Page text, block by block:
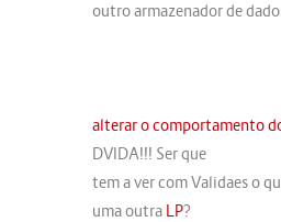
outro armazenador de
alterar o comportamento
DVIDA!!! Ser que
tem a ver com Validaes o
uma outra LP?